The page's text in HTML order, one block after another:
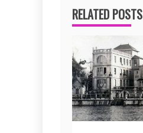
articole
RELATED POSTS